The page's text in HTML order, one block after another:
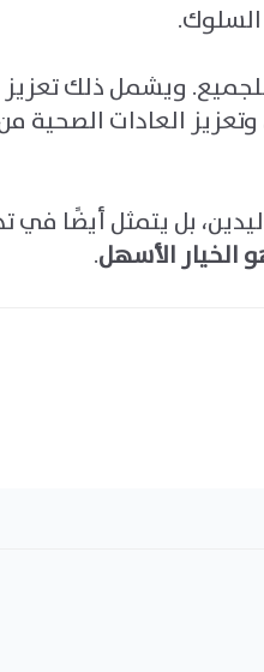
ويشمل ذلك تعزيز
وتعزيز العادات
بل يتمثل أيضًا في
الخيار الأسهل.